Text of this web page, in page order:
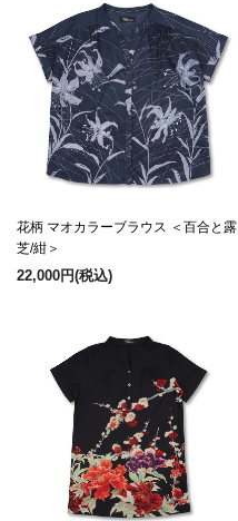
花柄 マオカラーブラウス ＜百合と露
芝/紺＞
22,000円(税込)